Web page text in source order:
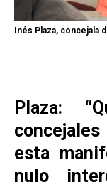
Inés Plaza, concejala
Plaza:
esta
nulo